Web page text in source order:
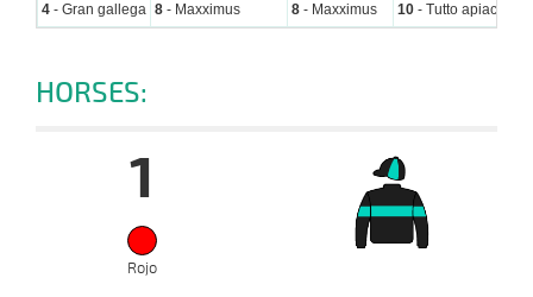
4 - Gran gallega 8 - Maxximus
8 - Maxximus
10 - Tutto apiaccere
HORSES:
1
Rojo